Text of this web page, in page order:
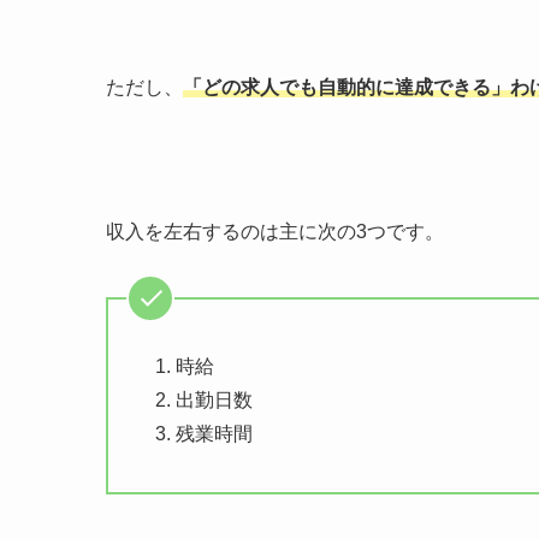
ただし、 「どの求人でも自動的に達成できる」わ
収入を左右するのは主に次の3つです。
時給
出勤日数
残業時間